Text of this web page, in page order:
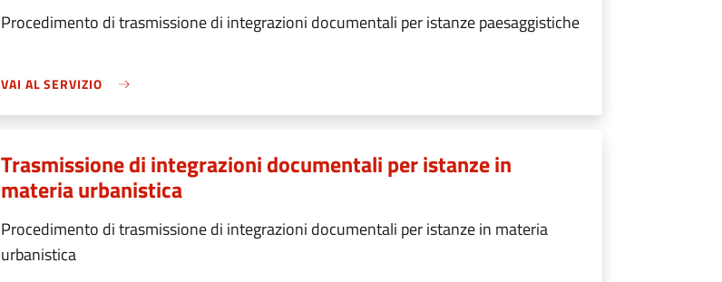
Procedimento di trasmissione di integrazioni documentali per istanze paesaggistiche
VAI AL SERVIZIO
Trasmissione di integrazioni documentali per istanze in
materia urbanistica
Procedimento di trasmissione di integrazioni documentali per istanze in materia
urbanistica